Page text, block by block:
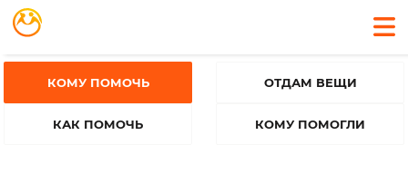
КОМУ ПОМОЧЬ
КАК ПОМОЧЬ
ОТДАМ ВЕЩИ
КОМУ ПОМОГЛИ